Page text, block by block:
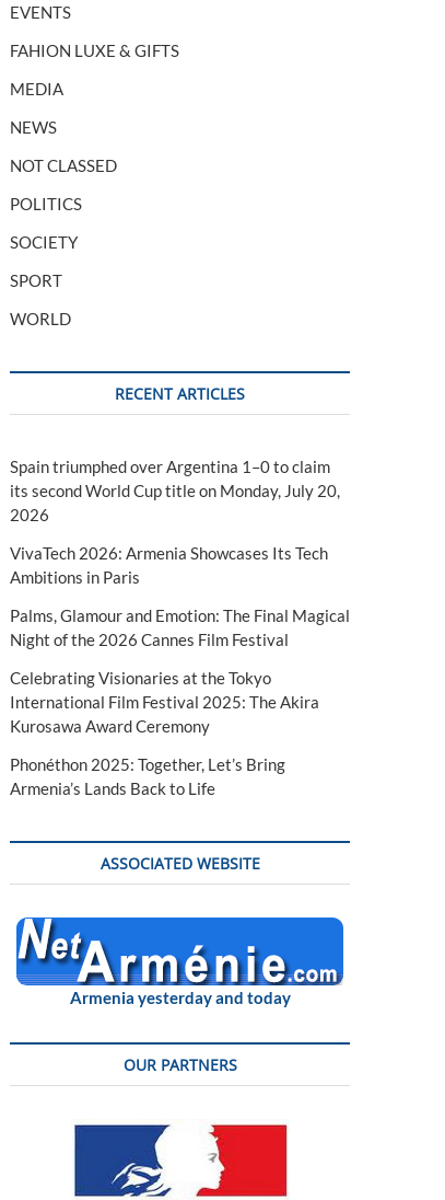
Joe LA Obama
Kerry le
EVENTS
FAHION LUXE & GIFTS
MEDIA
NEWS
NOT CLASSED
POLITICS
SOCIETY
SPORT
WORLD
RECENT ARTICLES
Spain triumphed over Argentina 1–0 to claim
its second World Cup title on Monday, July 20,
2026
VivaTech 2026: Armenia Showcases Its Tech
Ambitions in Paris
Palms, Glamour and Emotion: The Final Magical
Night of the 2026 Cannes Film Festival
Celebrating Visionaries at the Tokyo
International Film Festival 2025: The Akira
Kurosawa Award Ceremony
Phonéthon 2025: Together, Let’s Bring
Armenia’s Lands Back to Life
ASSOCIATED WEBSITE
Armenia yesterday and today
OUR PARTNERS